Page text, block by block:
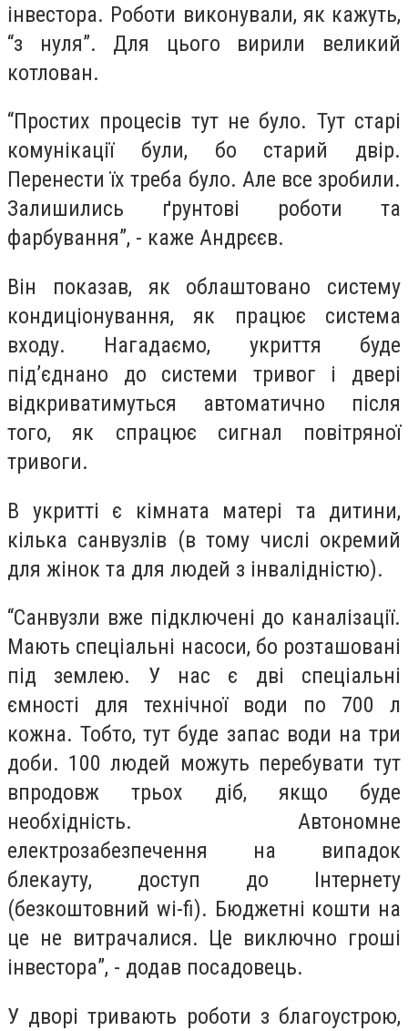
інвестора. Роботи виконували, як кажуть,
“з нуля”. Для цього вирили великий
котлован.
“Простих процесів тут не було. Тут старі
комунікації були, бо старий двір.
Перенести їх треба було. Але все зробили.
Залишились ґрунтові роботи та
фарбування”, - каже Андрєєв.
Він показав, як облаштовано систему
кондиціонування, як працює система
входу. Нагадаємо, укриття буде
під’єднано до системи тривог і двері
відкриватимуться автоматично після
того, як спрацює сигнал повітряної
тривоги.
В укритті є кімната матері та дитини,
кілька санвузлів (в тому числі окремий
для жінок та для людей з інвалідністю).
“Санвузли вже підключені до каналізації.
Мають спеціальні насоси, бо розташовані
під землею. У нас є дві спеціальні
ємності для технічної води по 700 л
кожна. Тобто, тут буде запас води на три
доби. 100 людей можуть перебувати тут
впродовж трьох діб, якщо буде
необхідність. Автономне
електрозабезпечення на випадок
блекауту, доступ до Інтернету
(безкоштовний wi-fi). Бюджетні кошти на
це не витрачалися. Це виключно гроші
інвестора”, - додав посадовець.
У дворі тривають роботи з благоустрою,